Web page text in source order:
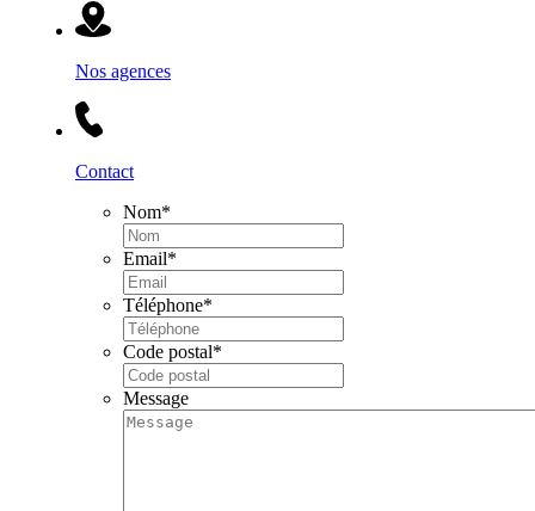
Nos agences
Contact
Nom*
Email*
Téléphone*
Code postal*
Message